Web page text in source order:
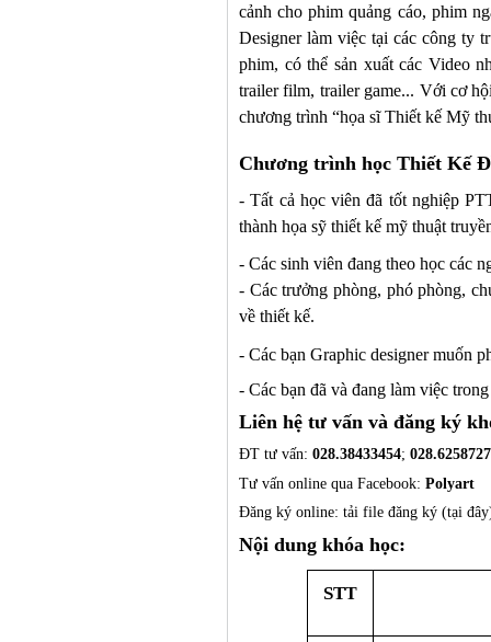
cảnh cho phim quảng cáo, phim
Designer làm việc tại các công ty
phim, có thể sản xuất các Video
trailer film, trailer game... Với cơ
chương trình “họa sĩ Thiết kế Mỹ
Chương trình học Thiết Kế
-Tất cả học viên đã tốt nghiệp
thành họa sỹ thiết kế mỹ thuật
- Các sinh viên đang theo học các
- Các trưởng phòng, phó phòng,
về thiết kế.
- Các bạn Graphic designer muốn
- Các bạn đã và đang làm việc
Liên hệ tư vấn và đăng ký
ĐT tư vấn: 028.38433454;
Tư vấn online qua Facebook: Polyart
Đăng ký online: tải file đăng ký (tại đây
Nội dung khóa học:
STT